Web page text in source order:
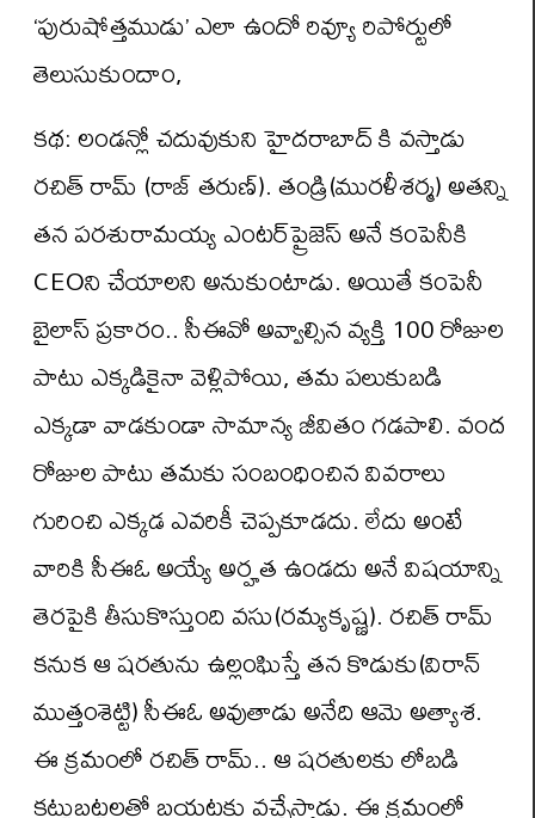
‘పురుషోత్తముడు’ ఎలా ఉందో రివ్యూ రిపోర్టులో
తెలుసుకుందాం,
కథ: లండన్లో చదువుకుని హైదరాబాద్ కి వస్తాడు
రచిత్ రామ్ (రాజ్ తరుణ్). తండ్రి(మురళీశర్మ) అతన్ని
తన పరశురామయ్య ఎంటర్‌ప్రైజెస్ అనే కంపెనీకి
CEOని చేయాలని అనుకుంటాడు. అయితే కంపెనీ
బైలాస్ ప్రకారం.. సీఈవో అవ్వాల్సిన వ్యక్తి 100 రోజుల
పాటు ఎక్క‌డికైనా వెళ్లిపోయి, తమ పలుకుబడి
ఎక్కడా వాడకుండా సామాన్య జీవితం గడపాలి. వంద
రోజుల పాటు తమకు సంబంధించిన వివరాలు
గురించి ఎక్క‌డ ఎవ‌రికీ చెప్ప‌కూడ‌దు. లేదు అంటే
వారికి సీఈఓ అయ్యే అర్హత ఉండదు అనే విషయాన్ని
తెరపైకి తీసుకొస్తుంది వసు(రమ్యకృష్ణ). రచిత్ రామ్
కనుక ఆ షరతును ఉల్లంఘిస్తే తన కొడుకు(విరాన్
ముత్తంశెట్టి) సీఈఓ అవుతాడు అనేది ఆమె అత్యాశ.
ఈ క్రమంలో రచిత్ రామ్.. ఆ షరతులకు లోబడి
కట్టుబట్టలతో బయటకు వచ్చేస్తాడు. ఈ క్ర‌మంలో